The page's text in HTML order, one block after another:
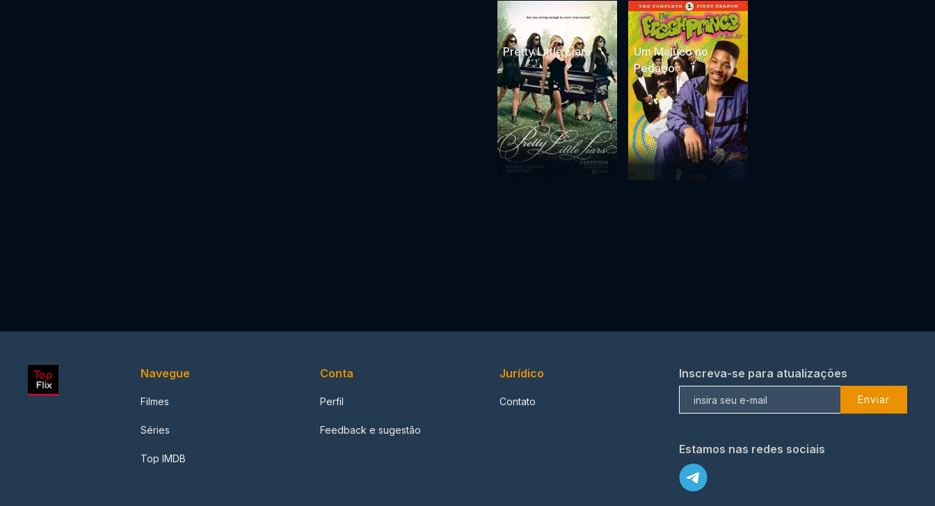
Pretty Little Liars
Um Maluco no
Pedaço
Navegue
Filmes
Séries
Top IMDB
Conta
Perfil
Feedback e sugestão
Jurídico
Contato
Inscreva-se para atualizações
Enviar
Estamos nas redes sociais